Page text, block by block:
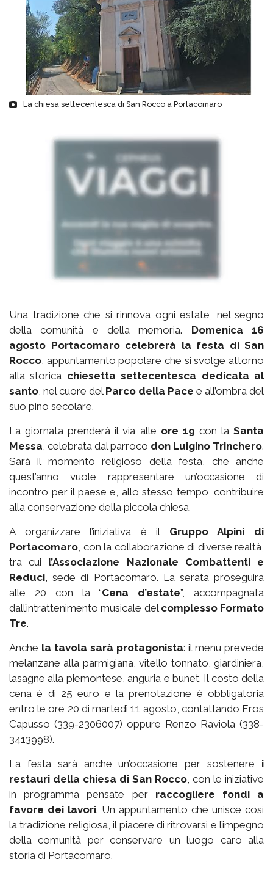
La chiesa settecentesca di San Rocco a Portacomaro
Una tradizione che si rinnova ogni estate, nel segno
della comunità e della memoria. Domenica 16
agosto Portacomaro celebrerà la festa di San
Rocco, appuntamento popolare che si svolge attorno
alla storica chiesetta settecentesca dedicata al
santo, nel cuore del Parco della Pace e all’ombra del
suo pino secolare.
La giornata prenderà il via alle ore 19 con laSanta
Messa, celebrata dal parroco don Luigino Trinchero.
Sarà il momento religioso della festa, che anche
quest’anno vuole rappresentare un’occasione di
incontro per il paese e, allo stesso tempo, contribuire
alla conservazione della piccola chiesa.
A organizzare l’iniziativa è il Gruppo Alpini di
Portacomaro, con la collaborazione di diverse realtà,
tra cui l’Associazione Nazionale Combattenti e
Reduci, sede di Portacomaro. La serata proseguirà
alle 20 con la “Cena d’estate”, accompagnata
dall’intrattenimento musicale del complesso Formato
Tre.
Anche la tavola sarà protagonista: il menu prevede
melanzane alla parmigiana, vitello tonnato, giardiniera,
lasagne alla piemontese, anguria e bunet. Il costo della
cena è di 25 euro e la prenotazione è obbligatoria
entro le ore 20 di martedì 11 agosto, contattando Eros
Capusso (339-2306007) oppure Renzo Raviola (338-
3413998).
La festa sarà anche un’occasione per sostenere i
restauri della chiesa di San Rocco, con le iniziative
in programma pensate per raccogliere fondi a
favore dei lavori. Un appuntamento che unisce così
la tradizione religiosa, il piacere di ritrovarsi e l’impegno
della comunità per conservare un luogo caro alla
storia di Portacomaro.